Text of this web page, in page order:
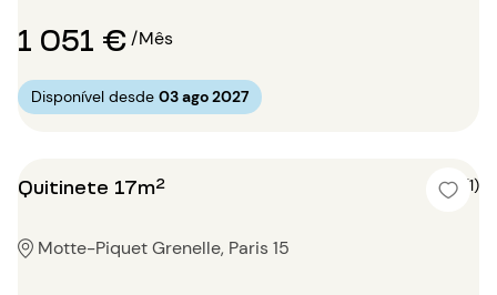
1 051 €/Mês
Disponível desde 03 ago 2027
Quitinete 17m² 5 (1)
Motte-Piquet Grenelle, Paris 15